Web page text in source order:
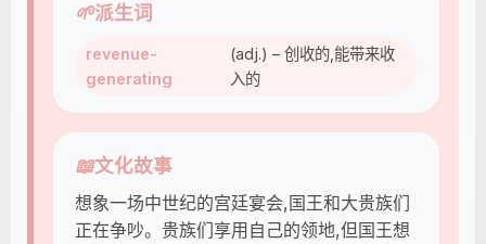
🌱派生词
revenue-
generating
(adj.) – 创收的,能带来收
入的
📖文化故事
想象一场中世纪的宫廷宴会,国王和大贵族们
正在争吵。贵族们享用自己的领地,但国王想